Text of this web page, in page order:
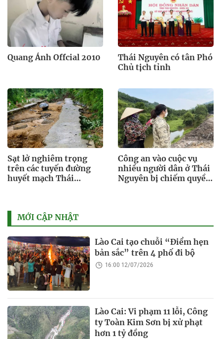
Quang Ánh Offcial 2010
Thái Nguyên có tân Phó
Chủ tịch tỉnh
Sạt lở nghiêm trọng
trên các tuyến đường
huyết mạch Thái
Công an vào cuộc vụ
nhiều người dân ở Thái
Nguyên bị chiếm quyền
MỚI CẬP NHẬT
Lào Cai tạo chuỗi “Điểm hẹn
bản sắc” trên 4 phố đi bộ
16:00 12/07/2026
Lào Cai: Vi phạm 11 lỗi, Công
ty Toàn Kim Sơn bị xử phạt
hơn 1 tỷ đồng